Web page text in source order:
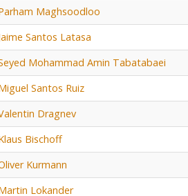
Maghsoodloo
Santos Latasa
Mohammad Amin Tabatabaei
Santos Ruiz
Dragnev
Bischoff
Kurmann
Lokander